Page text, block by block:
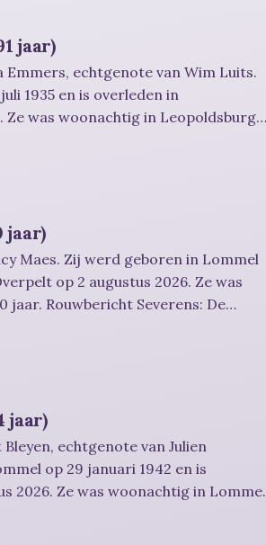
jaar)
Emmers, echtgenote van Wim Luits.
1935 en is overleden in
Ze was woonachtig in Leopoldsburg
jaar)
Maes. Zij werd geboren in Lommel
op 2 augustus 2026. Ze was
De
Er is gelegenheid om
jaar)
echtgenote van Julien
op 29 januari 1942 en is
2026. Ze was woonachtig in Lommel